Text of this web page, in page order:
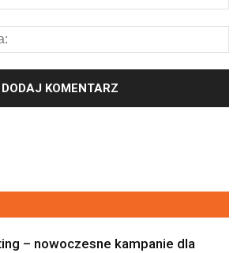
– nowoczesne kampanie dla